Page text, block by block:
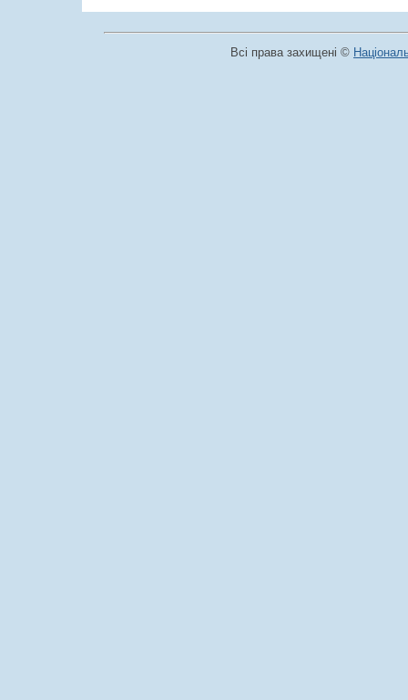
Всі права захищені ©